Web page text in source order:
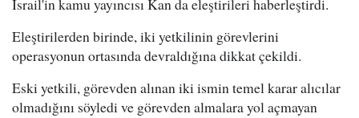
İsrail'in kamu yayıncısı Kan da eleştirileri haberleştirdi.
Eleştirilerden birinde, iki yetkilinin görevlerini
operasyonun ortasında devraldığına dikkat çekildi.
Eski yetkili, görevden alınan iki ismin temel karar alıcılar
olmadığını söyledi ve görevden almalara yol açmayan